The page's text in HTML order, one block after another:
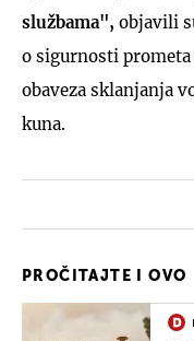
službama", objavili
o sigurnosti
obaveza sklanjanja
kuna.
PROČITAJTE I OVO